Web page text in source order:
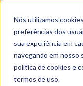
Nós utilizamos
preferências dos
sua experiência em
navegando em nosso
política de cookies e
termos de uso.